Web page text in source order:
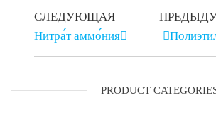
СЛЕДУЮЩАЯ
Нитра́т аммо́ния
PRODUCT